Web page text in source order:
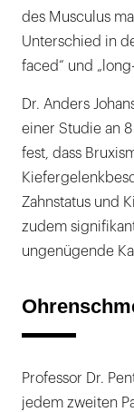
des Musculus
Unterschied in
faced“ und
Dr. Anders
einer Studie an
fest, dass
Zahnstatus und
zudem
ungenügende
Professor Dr.
jedem zweiten